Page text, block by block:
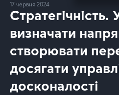
17 червня 2024
Стратегічність.
визначати
створювати
досягати
досконалості